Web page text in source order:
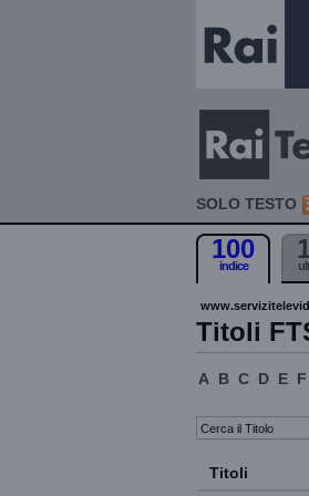
SOLO TESTO
100
indice
Titoli
A B C D E F
Titoli